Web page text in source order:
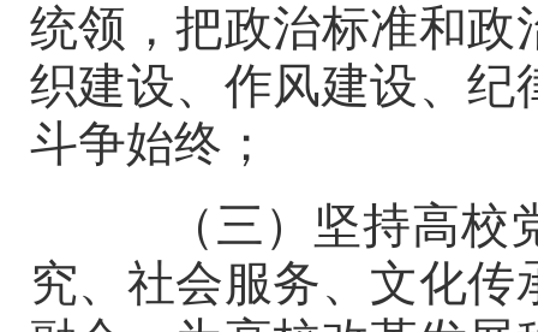
统领，把政治标准和政
织建设、作风建设、纪
斗争始终；
（三）坚持高校党
究、社会服务、文化